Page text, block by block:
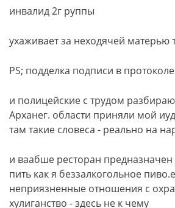
инвалид 2г руппы
ухаживает за неходячей
PS; подделка подписи в
и полицейские с трудом
Арханег. области приняли мой
там такие словеса - реально на
и ваабше ресторан
пить как я беззалкогольное
неприязненные отношения с
хулиганство - здесь не к чему